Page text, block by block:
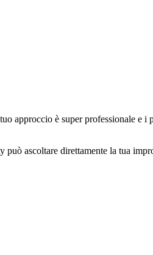
approccio è super professionale e
ascoltare direttamente la tua